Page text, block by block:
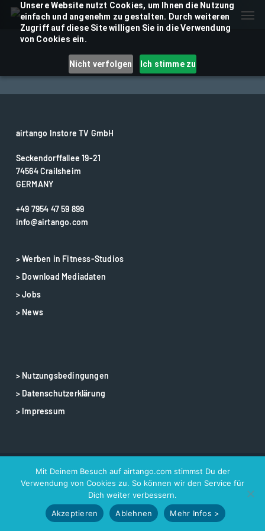
Unsere Website nutzt Cookies, um Ihnen die Nutzung
einfach und angenehm zu gestalten. Durch weiteren
Zugriff auf diese Site willigen Sie in die Verwendung
von Cookies ein.
Nicht verfolgen Ich stimme zu
Skip
content
airtango Instore TV GmbH
Seckendorffallee 19-21
74564 Crailsheim
GERMANY
+49 7954 47 59 899
info@airtango.com
> Werben in Fitness-Studios
> Download Mediadaten
> Jobs
> News
> Nutzungsbedingungen
> Datenschutzerklärung
> Impressum
© 2025 airtango – airtango is a registered trademark
Mit Deinem Besuch auf airtango.com stimmst Du der
Verwendung von Cookies zu. So können wir den Service für
Dich weiter verbessern.
Akzeptieren
Ablehnen Mehr Infos >